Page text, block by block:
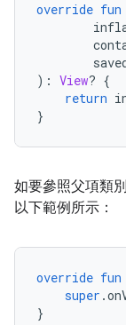
override fun
): View? {
return
}
如要參照父項類
以下範例所示：
override fun
super .
}